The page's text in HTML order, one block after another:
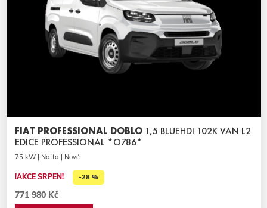
FIAT PROFESSIONAL DOBLO 1,5 BLUEHDI 102K VAN L2
EDICE PROFESSIONAL *O786*
75 kW | Nafta | Nové
!AKCE SRPEN! -28 %
771 980 Kč